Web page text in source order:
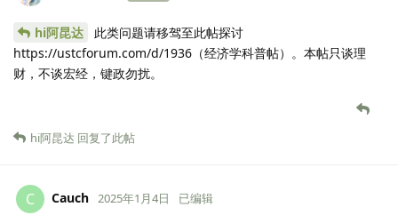
hi阿昆达
此类问题请移驾至此帖探讨
https://ustcforum.com/d/1936（经济学科普帖）。本帖只谈理
财，不谈宏经，键政勿扰。
hi阿昆达 回复了此帖
C Cauch 2025年1月4日 已编辑